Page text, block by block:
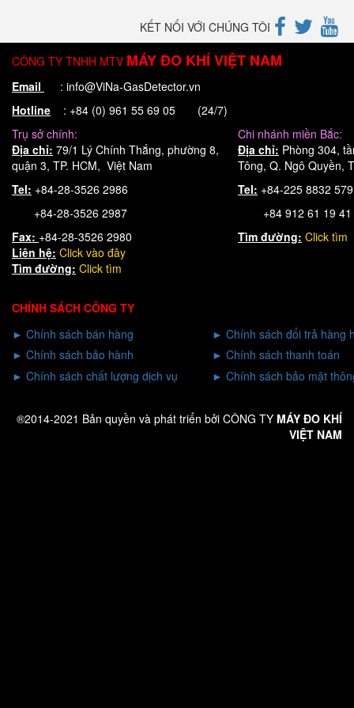
KẾT NỐI VỚI CHÚNG TÔI
CÔNG TY TNHH MTV MÁY ĐO KHÍ VIỆT NAM
Email
: info@ViNa-GasDetector.vn
Hotline : +84 (0) 961 55 69 05 (24/7)
Trụ sở chính:
Chi nhánh miền Bắc:
Địa chỉ: 79/1 Lý Chính Thắng, phường 8,
quận 3, TP. HCM, Việt Nam
Địa chỉ: Phòng 304,
Tông, Q. Ngô Quyền,
Tel: +84-28-3526 2986
+84-28-3526 2987
Tel: +84-225 8832
+84 912 61 19 41
Fax: +84-28-3526 2980 Tìm đường: Click tìm
Liên hệ: Click vào đây
Tìm đường: Click tìm
CHÍNH SÁCH CÔNG TY
► Chính sách bán hàng ► Chính sách đổi trả hàng
► Chính sách bảo hành ► Chính sách thanh toán
► Chính sách chất lượng dịch vụ ► Chính sách bảo mật
®2014-2021 Bản quyền và phát triển bởi CÔNG TY MÁY ĐO KHÍ
VIỆT NAM